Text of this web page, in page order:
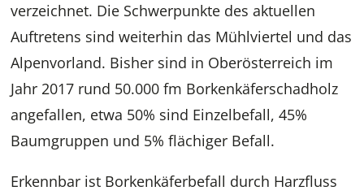
verzeichnet. Die Schwerpunkte des aktuellen
Auftretens sind weiterhin das Mühlviertel und das
Alpenvorland. Bisher sind in Oberösterreich im
Jahr 2017 rund 50.000 fm Borkenkäferschadholz
angefallen, etwa 50% sind Einzelbefall, 45%
Baumgruppen und 5% flächiger Befall.
Erkennbar ist Borkenkäferbefall durch Harzfluss